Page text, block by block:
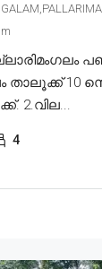
10
2.വില...
4